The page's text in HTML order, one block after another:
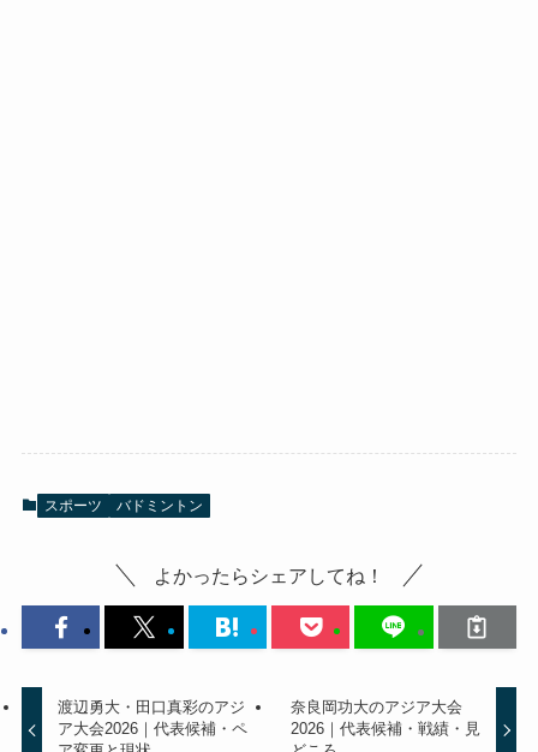
スポーツ バドミントン
よかったらシェアしてね！
渡辺勇大・田口真彩のアジ
ア大会2026｜代表候補・ペ
奈良岡功大のアジア大会
2026｜代表候補・戦績・見